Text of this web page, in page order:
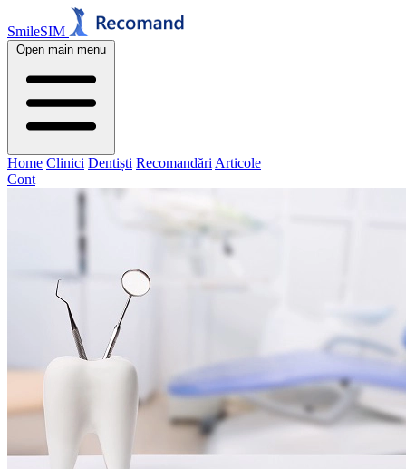
SmileSIM
Open main menu
Home Clinici Dentiști Recomandări Articole
Cont